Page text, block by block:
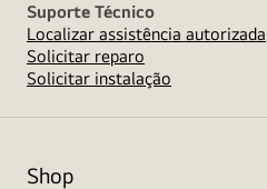
Suporte Técnico
Localizar assistência autorizada
Solicitar reparo
Solicitar instalação
Shop